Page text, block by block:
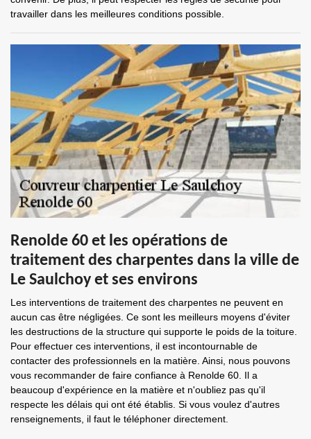
travailler dans les meilleures conditions possible.
Renolde 60 et les opérations de
traitement des charpentes dans la ville de
Le Saulchoy et ses environs
Les interventions de traitement des charpentes ne peuvent en
aucun cas être négligées. Ce sont les meilleurs moyens d'éviter
les destructions de la structure qui supporte le poids de la toiture.
Pour effectuer ces interventions, il est incontournable de
contacter des professionnels en la matière. Ainsi, nous pouvons
vous recommander de faire confiance à Renolde 60. Il a
beaucoup d'expérience en la matière et n'oubliez pas qu'il
respecte les délais qui ont été établis. Si vous voulez d'autres
renseignements, il faut le téléphoner directement.